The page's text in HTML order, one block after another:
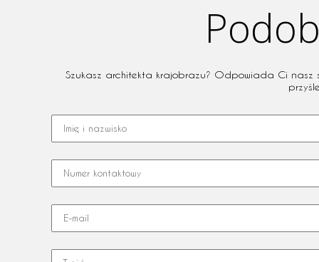
Szukasz architekta krajobrazu? Odpowiada Ci nasz